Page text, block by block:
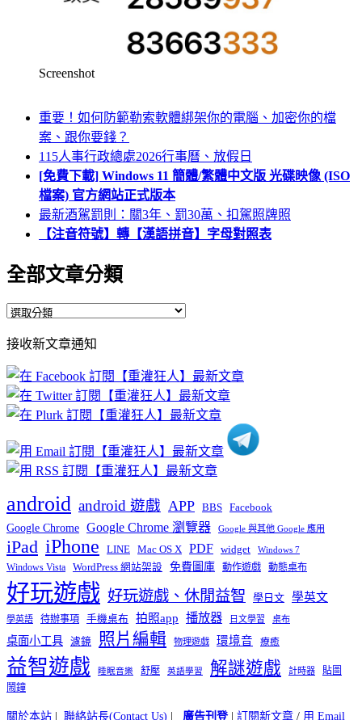
Screenshot
重要！如何防範勒索軟體綁架你的電腦、加密你的檔
案、跟你要錢？
115人事行政總處2026行事曆、放假日
[免費下載] Windows 11 簡體/繁體中文版 光碟映像 (ISO
檔案) 官方網站正式版本
最新酒駕罰則：關3年、罰30萬、扣駕照牌照
【注音符號】轉【漢語拼音】字母對照表
全部文章分類
全
文
章
分
類
接收新文章通知
android android 遊戲 APP BBS Facebook
Google Chrome Google Chrome 瀏覽器 Google 與其他 Google 應用
iPad iPhone LINE Mac OS X PDF widget Windows 7
Windows Vista WordPress 網站架設 免費圖庫 動作遊戲 動態桌布
好玩遊戲 好玩遊戲、休閒益智 學日文 學英文
學英語 待辦事項 手機桌布 拍照app 播放器 日文學習 桌布
桌面小工具 濾鏡 照片編輯 物理遊戲 環境音 療癒
益智遊戲 睡眠音樂 舒壓 英語學習 解謎遊戲 計時器
貼圖
鬧鐘
關於本站 | 聯絡站長(Contact Us) | 廣告刊登| 訂閱新文章 / 用 Email